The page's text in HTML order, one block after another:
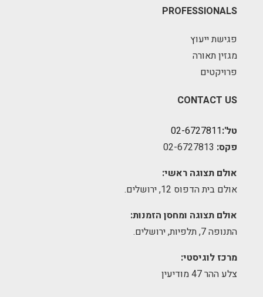
PROFESSIONALS
פגישת ייעוץ
מגזין תאורה
פרויקטים
CONTACT US
טל':02-6727811
פקס:
אולם תצוגה ראשי:
אולם בית הדפוס 12, ירושלים.
אולם תצוגה ומחסן הזמנות:
התנופה 7, תלפיות, ירושלים.
מרכז לוגיסטי:
צלע ההר 47 מודיעין